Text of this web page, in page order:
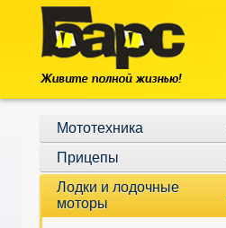
Мототехника
Прицепы
Лодки и лодочные
моторы